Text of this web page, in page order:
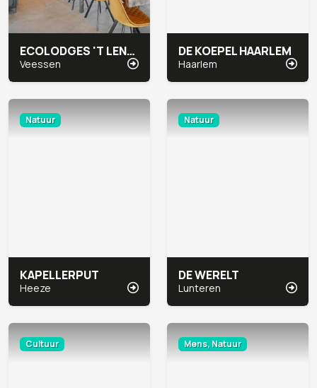
ECOLODGES 'T LENNEPSERF
Veessen
DE KOEPEL HAARLEM
Haarlem
Natuur
KAPELLERPUT
Heeze
Natuur
DE WERELT
Lunteren
Cultuur Mens, Natuur